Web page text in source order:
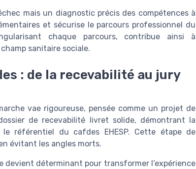
mais un diagnostic précis des compétences à
et sécurise le parcours professionnel du
chaque parcours, contribue ainsi à
sanitaire sociale.
: de la recevabilité au jury
vae rigoureuse, pensée comme un projet de
de recevabilité livret solide, démontrant la
référentiel du cafdes EHESP. Cette étape de
évitant les angles morts.
devient déterminant pour transformer l’expérience